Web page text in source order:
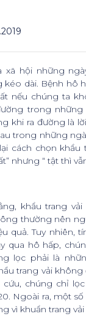
xã hội những
dài. Bệnh hô
nếu chúng ta
trong những
khi ra đường là
trong những
cách chọn
nhưng “ tật thì
khẩu trang
thường nên
quả. Tuy nhiên,
qua hô hấp,
lọc phải là
trang vải
cứu, chúng chỉ
Ngoài ra, một
vì khuẩn trang vải